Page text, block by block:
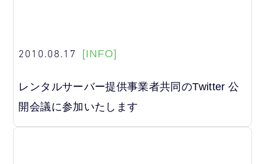
2010.08.17 [INFO]
レンタルサーバー提供事業者共同のTwitter 公
開会議に参加いたします